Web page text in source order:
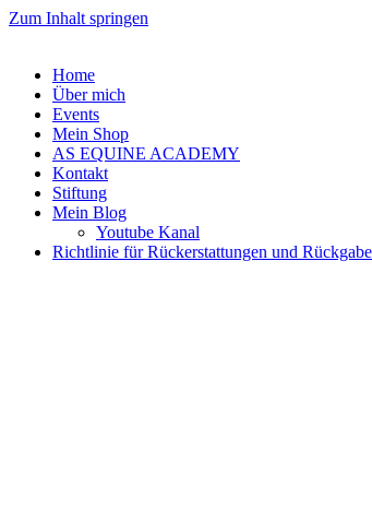
Zum Inhalt springen
Home
Über mich
Events
Mein Shop
AS EQUINE ACADEMY
Kontakt
Stiftung
Mein Blog
Youtube Kanal
Richtlinie für Rückerstattungen und